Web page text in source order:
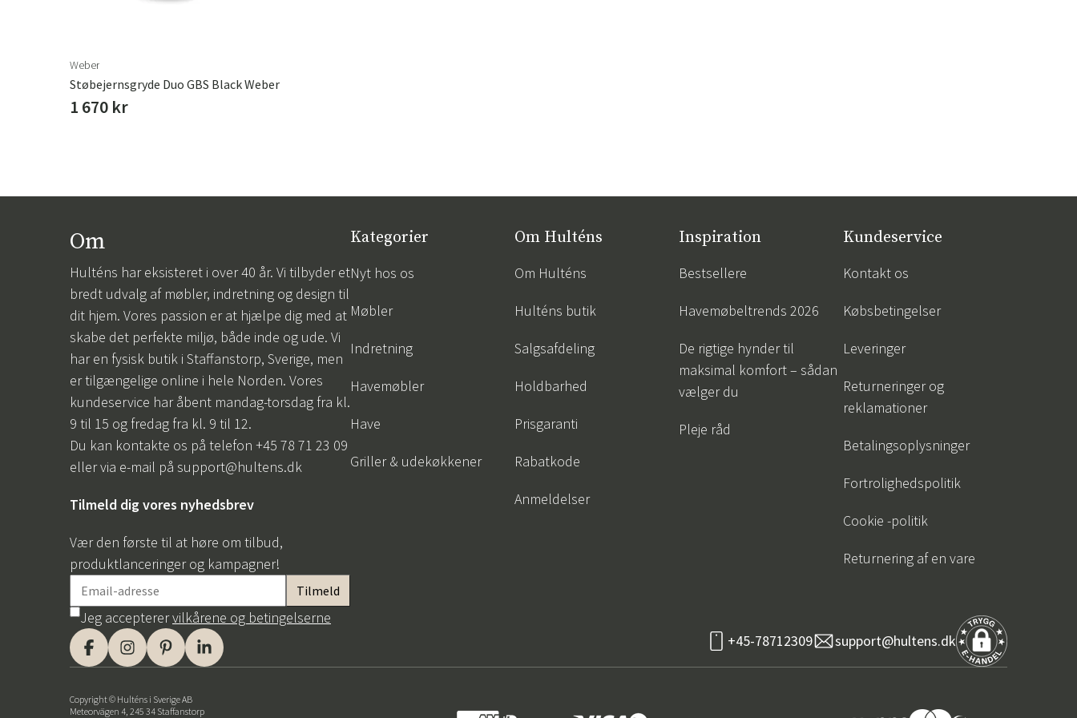
Weber
Støbejernsgryde Duo GBS Black Weber
1 670 kr
Om
Hulténs har eksisteret i over 40 år. Vi tilbyder et
bredt udvalg af møbler, indretning og design til
dit hjem. Vores passion er at hjælpe dig med at
skabe det perfekte miljø, både inde og ude. Vi
har en fysisk butik i Staffanstorp, Sverige, men
er tilgængelige online i hele Norden. Vores
kundeservice har åbent mandag-torsdag fra kl.
9 til 15 og fredag fra kl. 9 til 12.
Du kan kontakte os på telefon +45 78 71 23 09
eller via e-mail på support@hultens.dk
Tilmeld dig vores nyhedsbrev
Vær den første til at høre om tilbud,
produktlanceringer og kampagner!
Jeg accepterervilkårene og betingelserne
Kategorier
Nyt hos os
Møbler
Indretning
Havemøbler
Have
Griller & udekøkkener
Om Hulténs
Om Hulténs
Hulténs butik
Salgsafdeling
Holdbarhed
Prisgaranti
Rabatkode
Anmeldelser
Inspiration
Bestsellere
Havemøbeltrends 2026
De rigtige hynder til
maksimal komfort – sådan
vælger du
Pleje råd
Kundeservice
Kontakt os
Købsbetingelser
Leveringer
Returneringer og
reklamationer
Betalingsoplysninger
Fortrolighedspolitik
Cookie -politik
Returnering af en vare
+45-78712309 support@hultens.dk
Copyright © Hulténs i Sverige AB
Meteorvägen 4, 245 34 Staffanstorp